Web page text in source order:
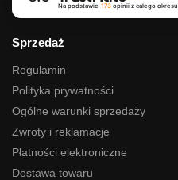
Na podstawie 173opinii z całego okresu
Sprzedaż
Regulamin
Polityka prywatności
Ogólne warunki sprzedaży
Zwroty i reklamacje
Płatności elektroniczne
Dostawa towaru